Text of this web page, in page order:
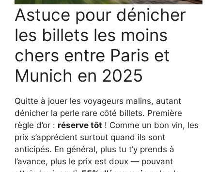
Astuce pour dénicher
les billets les moins
chers entre Paris et
Munich en 2025
Quitte à jouer les voyageurs malins, autant
dénicher la perle rare côté billets. Première
règle d’or : réserve tôt ! Comme un bon vin, les
prix s’apprécient surtout quand ils sont
anticipés. En général, plus tu t’y prends à
l’avance, plus le prix est doux — pouvant